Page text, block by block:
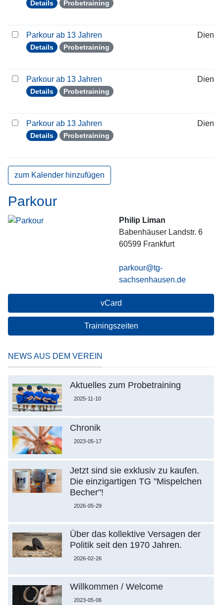
Details Probetraining
Parkour ab 13 Jahren
Details Probetraining
Parkour ab 13 Jahren
Details Probetraining
Parkour ab 13 Jahren
Details Probetraining
zum Kalender hinzufügen
Parkour
Philip Liman
Babenhäuser Landstr. 6
60599 Frankfurt
parkour@tg-
sachsenhausen.de
vCard
Trainingszeiten
NEWS AUS DEM VEREIN
Aktuelles zum Probetraining
2025-11-10
Chronik
2023-05-17
Jetzt sind sie exklusiv zu kaufen.
Die einzigartigen TG "Mispelchen
Becher"!
2026-05-29
Über das kollektive Versagen der
Politik seit den 1970 Jahren.
2026-02-26
Willkommen / Welcome
2023-05-06